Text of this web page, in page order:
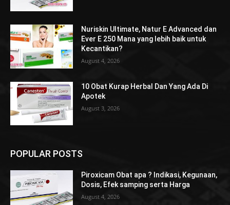
Nuriskin Ultimate, Natur E Advanced dan
Ever E 250 Mana yang lebih baik untuk
Kecantikan?
August 4, 2026
10 Obat Kurap Herbal Dan Yang Ada Di
Apotek
August 3, 2026
POPULAR POSTS
Piroxicam Obat apa ? Indikasi, Kegunaan,
Dosis, Efek samping serta Harga
August 4, 2026